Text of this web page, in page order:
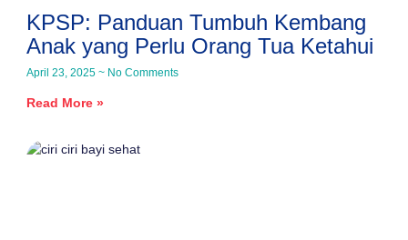
KPSP: Panduan Tumbuh Kembang
Anak yang Perlu Orang Tua Ketahui
April 23, 2025 No Comments
Read More »